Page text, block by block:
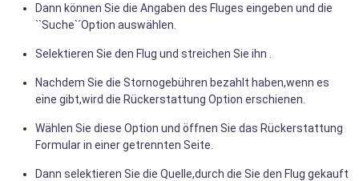
Dann können Sie die Angaben des Fluges eingeben und die
``Suche`´Option auswählen.
Selektieren Sie den Flug und streichen Sie ihn .
Nachdem Sie die Stornogebühren bezahlt haben,wenn es
eine gibt,wird die Rückerstattung Option erschienen.
Wählen Sie diese Option und öffnen Sie das Rückerstattung
Formular in einer getrennten Seite.
Dann selektieren Sie die Quelle,durch die Sie den Flug gekauft